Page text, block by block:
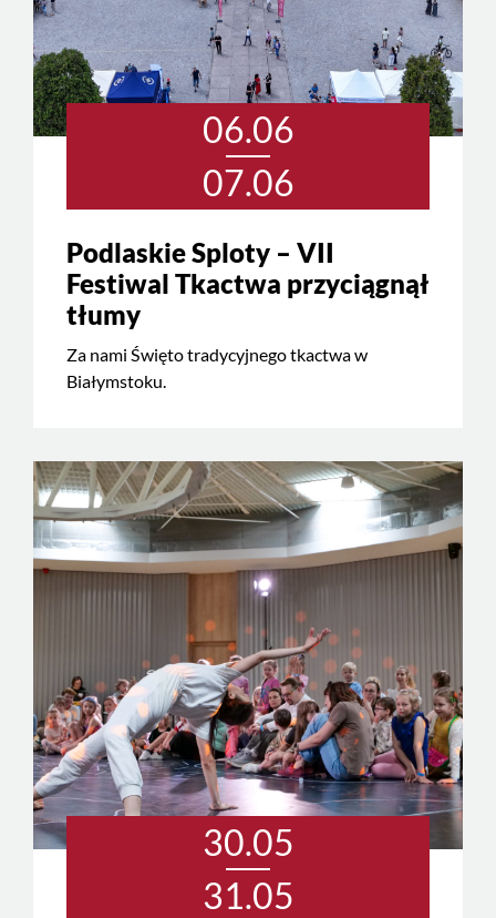
06.06
07.06
Podlaskie Sploty – VII
Festiwal Tkactwa przyciągnął
tłumy
Za nami Święto tradycyjnego tkactwa w
Białymstoku.
30.05
31.05